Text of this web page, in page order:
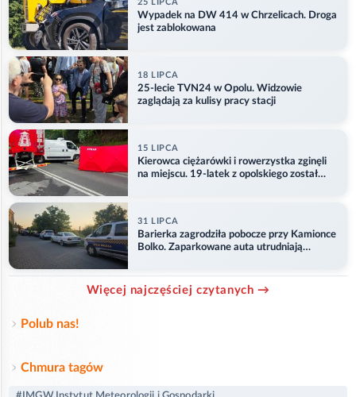
25 LIPCA
Wypadek na DW 414 w Chrzelicach. Droga
jest zablokowana
18 LIPCA
25-lecie TVN24 w Opolu. Widzowie
zaglądają za kulisy pracy stacji
15 LIPCA
Kierowca ciężarówki i rowerzystka zginęli
na miejscu. 19-latek z opolskiego został
31 LIPCA
Barierka zagrodziła pobocze przy Kamionce
Bolko. Zaparkowane auta utrudniają
Więcej najczęściej czytanych →
Polub nas!
Chmura tagów